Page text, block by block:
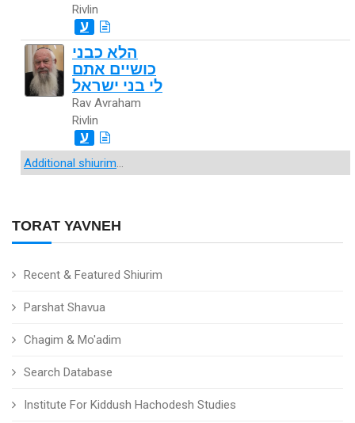
TORAT YAVNEH
Recent & Featured Shiurim
Parshat Shavua
Chagim & Mo'adim
Search Database
Institute For Kiddush Hachodesh Studies
Rivlin
ע
הלא כבני
כושיים אתם
לי בני ישראל
Rav Avraham
Rivlin
ע
Additional shiurim...